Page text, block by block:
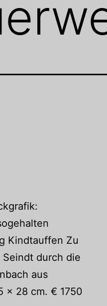
Kindtauffen Zu
Seindt durch die
aus
x 28 cm. € 1750